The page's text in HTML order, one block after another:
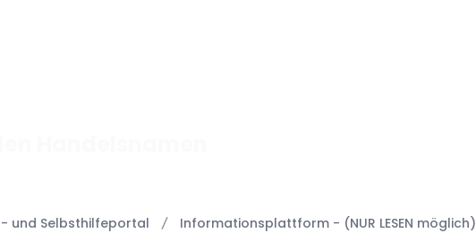
und Selbsthilfeportal
Informationsplattform - (NUR LESEN möglich)